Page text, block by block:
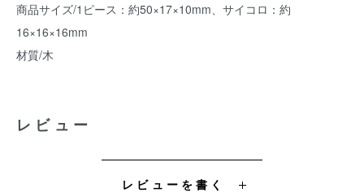
商品サイズ/1ピース：約50×17×10mm、サイコロ：約
16×16×16mm
材質/木
レビュー
レビューを書く